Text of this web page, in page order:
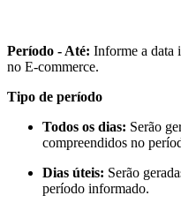
Período - Até: Informe a data
no E-commerce.
Tipo de período
Todos os dias: Serão
compreendidos no
Dias úteis: Serão
período informado.